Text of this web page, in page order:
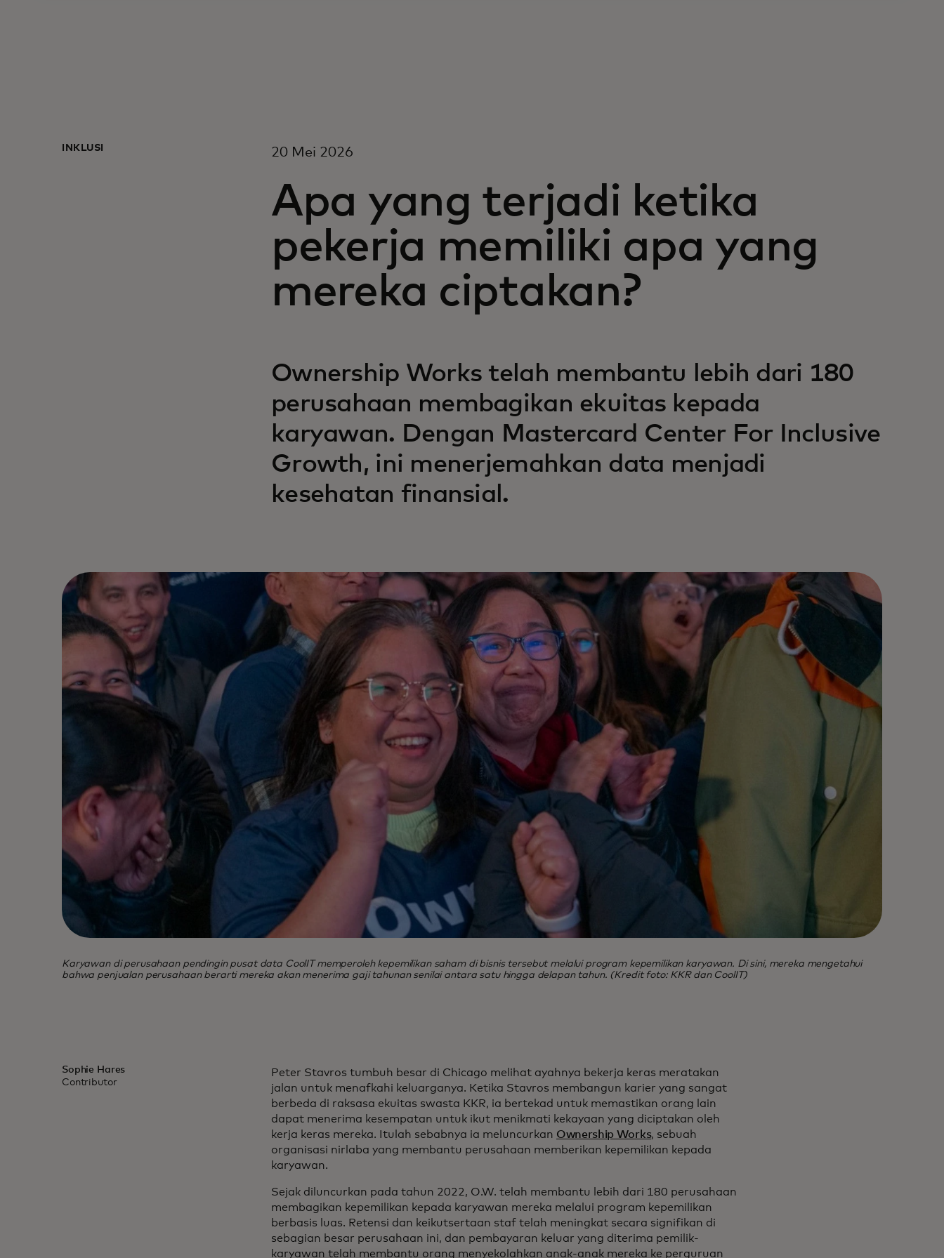
INKLUSI 20 Mei 2026
Apa yang terjadi ketika
pekerja memiliki apa yang
mereka ciptakan?
Ownership Works telah membantu lebih dari 180
perusahaan membagikan ekuitas kepada
karyawan. Dengan Mastercard Center For Inclusive
Growth, ini menerjemahkan data menjadi
kesehatan finansial.
Karyawan di perusahaan pendingin pusat data CoolIT memperoleh kepemilikan saham di bisnis tersebut melalui program kepemilikan karyawan. Di sini, mereka mengetahui
bahwa penjualan perusahaan berarti mereka akan menerima gaji tahunan senilai antara satu hingga delapan tahun. (Kredit foto: KKR dan CoolIT)
Sophie Hares
Contributor
Peter Stavros tumbuh besar di Chicago melihat ayahnya bekerja keras meratakan
jalan untuk menafkahi keluarganya. Ketika Stavros membangun karier yang sangat
berbeda di raksasa ekuitas swasta KKR, ia bertekad untuk memastikan orang lain
dapat menerima kesempatan untuk ikut menikmati kekayaan yang diciptakan oleh
kerja keras mereka. Itulah sebabnya ia meluncurkan Ownership Works, sebuah
organisasi nirlaba yang membantu perusahaan memberikan kepemilikan kepada
karyawan.
Sejak diluncurkan pada tahun 2022, O.W. telah membantu lebih dari 180 perusahaan
membagikan kepemilikan kepada karyawan mereka melalui program kepemilikan
berbasis luas. Retensi dan keikutsertaan staf telah meningkat secara signifikan di
sebagian besar perusahaan ini, dan pembayaran keluar yang diterima pemilik-
karyawan telah membantu orang menyekolahkan anak-anak mereka ke perguruan